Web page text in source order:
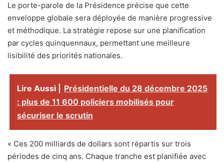
Le porte-parole de la Présidence précise que cette
enveloppe globale sera déployée de manière progressive
et méthodique. La stratégie repose sur une planification
par cycles quinquennaux, permettant une meilleure
lisibilité des priorités nationales.
Lire Aussi |
Présidentielle du 28 décembre 2025
: plus de 11 600 policiers mobilisés pour
sécuriser le scrutin
« Ces 200 milliards de dollars sont répartis sur trois
périodes de cinq ans. Chaque tranche est planifiée avec